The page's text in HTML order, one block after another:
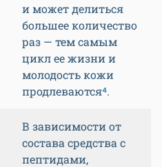
и может делиться
большее количество
раз — тем самым
цикл ее жизни и
молодость кожи
продлеваются⁴.
В зависимости от
состава средства с
пептидами,